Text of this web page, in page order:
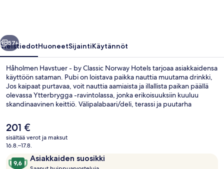
valokuvagalleria
Seuraava
57+
YleistiedotHuoneetSijaintiKäytännöt
Håholmen Havstuer - by Classic Norway Hotels tarjoaa asiakkaidensa
käyttöön sataman. Pubi on loistava paikka nauttia muutama drinkki,
Jos kaipaat purtavaa, voit nauttia aamiaista ja illallista paikan päällä
olevassa Ytterbrygga -ravintolassa, jonka erikoisuuksiin kuuluu
skandinaavinen keittiö. Välipalabaari/deli, terassi ja puutarha
Nykyinen
hinta
on
201 €
sisältää verot ja maksut
16.8.–17.8.
ArvostelutAsiakkaiden suosikki
9,6